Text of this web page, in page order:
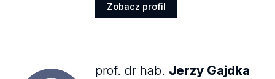
Zobacz profil
prof. dr hab. Jerzy Gajdka